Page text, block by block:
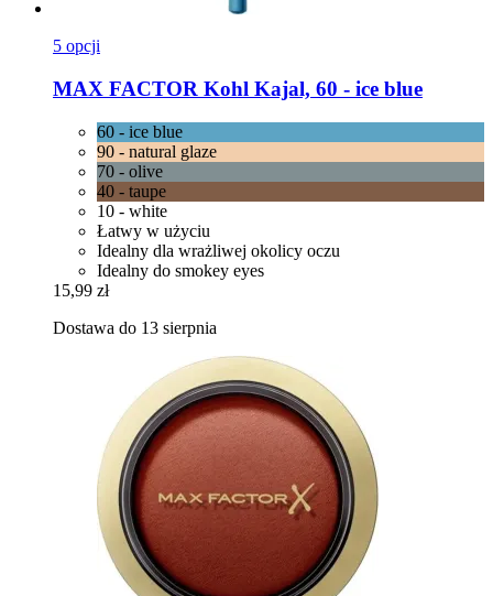
5 opcji
MAX FACTOR Kohl Kajal, 60 -​ ice blue
60 - ice blue
90 - natural glaze
70 - olive
40 - taupe
10 - white
Łatwy w użyciu
Idealny dla wrażliwej okolicy oczu
Idealny do smokey eyes
15,99 zł
Dostawa do 13 sierpnia